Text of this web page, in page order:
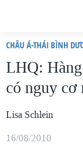
truy
cập
Tới
dung
chính
VIỆT NAM
HOA KỲ
BIỂN ĐÔNG
CHÂU Á-THÁI BÌNH
LHQ:
có nguy cơ
Lisa Schlein
16/08/2010